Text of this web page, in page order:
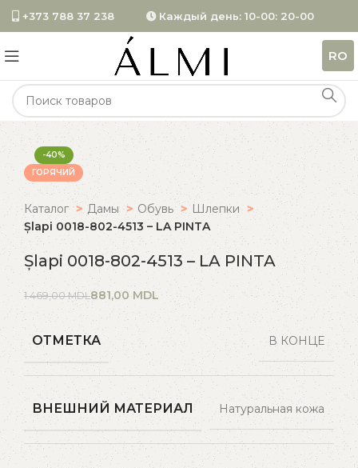
+373 788 37 238 Каждый день: 10-00: 20-00
RO
-40%
ГОРЯЧИЙ
Каталог Дамы Обувь
Шлепки
Șlapi 0018-802-4513 – LA PINTA
Șlapi 0018-802-4513 – LA PINTA
1.469,00MDL881,00MDL
ОТМЕТКА В КОНЦЕ
ВНЕШНИЙ МАТЕРИАЛ Натуральная кожа